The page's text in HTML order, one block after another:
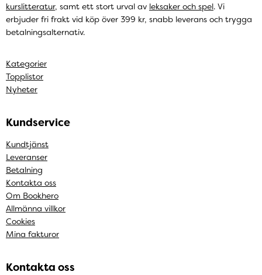
kurslitteratur, samt ett stort urval av leksaker och spel. Vi
erbjuder fri frakt vid köp över 399 kr, snabb leverans och trygga
betalningsalternativ.
Kategorier
Topplistor
Nyheter
Kundservice
Kundtjänst
Leveranser
Betalning
Kontakta oss
Om Bookhero
Allmänna villkor
Cookies
Mina fakturor
Kontakta oss